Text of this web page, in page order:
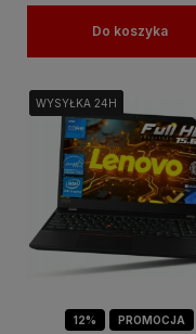
Do koszyka
12% PROMOCJA
WYSYŁKA 24H
WYSYŁKA 24H
WYSYŁKA 24H